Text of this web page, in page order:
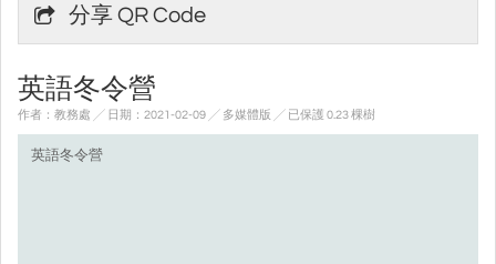
分享 QR Code
英語冬令營
作者：教務處 ╱ 日期：2021-02-09 ╱ 多媒體版 ╱ 已保護 0.23 棵樹
英語冬令營